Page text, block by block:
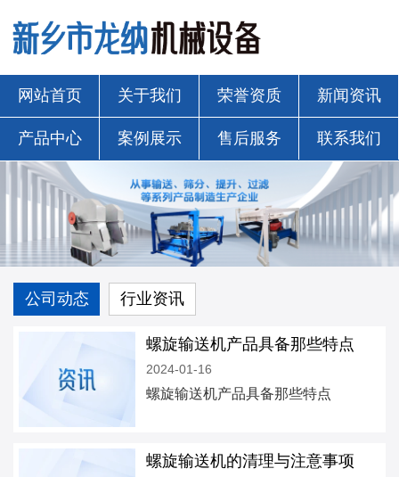
网站首页 关于我们 荣誉资质 新闻资讯
产品中心 案例展示 售后服务 联系我们
公司动态 行业资讯
螺旋输送机产品具备那些特点
2024-01-16
螺旋输送机产品具备那些特点
螺旋输送机的清理与注意事项